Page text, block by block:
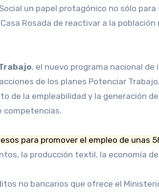
un papel protagónico no sólo
Rosada de reactivar a la
, el nuevo programa nacional
de los planes Potenciar
de la empleabilidad y la generación
competencias.
para promover el empleo de unas
la producción textil, la economía
no bancarios que ofrece el